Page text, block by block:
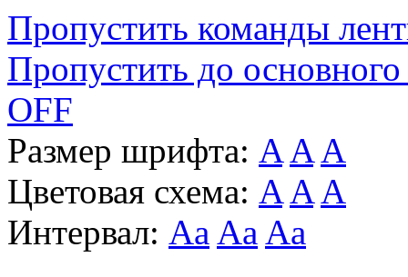
Пропустить команды
Пропустить до основного
OFF
Размер шрифта: A A A
Цветовая схема: A A A
Интервал: Aa Aa Aa